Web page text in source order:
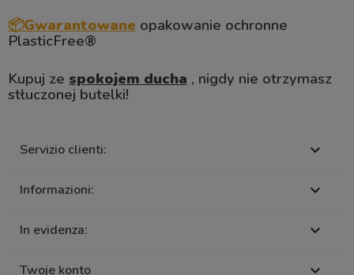
📦Gwarantowane opakowanie ochronne
PlasticFree®
Kupuj ze spokojem ducha , nigdy nie otrzymasz
stłuczonej butelki!
Servizio clienti: 
Informazioni: 
In evidenza: 
Twoje konto 